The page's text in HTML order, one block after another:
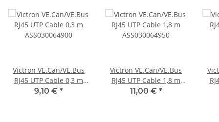
Victron VE.Can/VE.Bus
RJ45 UTP Cable 0,3 m
ASS030064900
9,10 € *
Victron VE.Can/VE.Bus
RJ45 UTP Cable 1,8 m
ASS030064950
11,00 € *